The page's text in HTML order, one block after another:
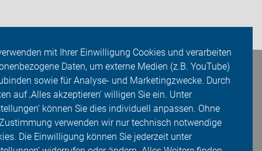
mit Ihrer Einwilligung Cookies und verarbeiten
Daten, um externe Medien (z.B. YouTube)
sowie für Analyse- und Marketingzwecke. Durch
auf ‚Alles akzeptieren‘ willigen Sie ein. Unter
können Sie dies individuell anpassen. Ohne
verwenden wir nur technisch notwendige
Die Einwilligung können Sie jederzeit unter